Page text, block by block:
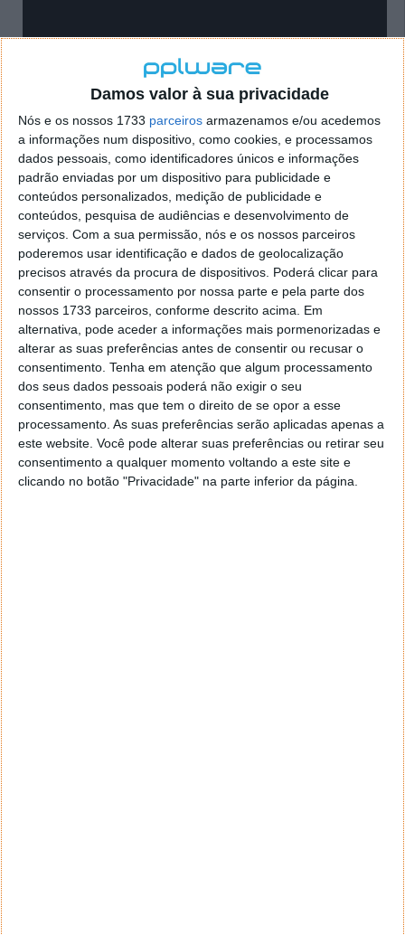
Damos valor à sua privacidade
Nós e os nossos 1733 parceiros armazenamos e/ou acedemos
a informações num dispositivo, como cookies, e processamos
dados pessoais, como identificadores únicos e informações
padrão enviadas por um dispositivo para publicidade e
conteúdos personalizados, medição de publicidade e
conteúdos, pesquisa de audiências e desenvolvimento de
serviços. Com a sua permissão, nós e os nossos parceiros
poderemos usar identificação e dados de geolocalização
precisos através da procura de dispositivos. Poderá clicar para
consentir o processamento por nossa parte e pela parte dos
nossos 1733 parceiros, conforme descrito acima. Em
alternativa, pode aceder a informações mais pormenorizadas e
alterar as suas preferências antes de consentir ou recusar o
consentimento. Tenha em atenção que algum processamento
dos seus dados pessoais poderá não exigir o seu
consentimento, mas que tem o direito de se opor a esse
processamento. As suas preferências serão aplicadas apenas a
este website. Você pode alterar suas preferências ou retirar seu
consentimento a qualquer momento voltando a este site e
clicando no botão "Privacidade" na parte inferior da página.
Com o objetivo de recolher as Pedras Preciosas que
conseguem salvar o mundo de Jumanji, os jogadores
terão de unir esforços para ultrapassar os desafios
que lhes surgirão pela frente. Além de se poder jogar
offline (com a IA a controlar os restantes
companheiros de aventura), a aventura pode (e deve)
ser partilhada com amigos, seja online ou em split-